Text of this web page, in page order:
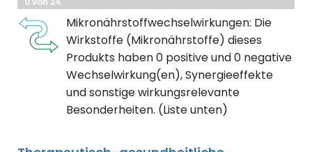
Mikronährstoffwechselwirkungen: Die
Wirkstoffe (Mikronährstoffe) dieses
Produkts haben 0 positive und 0 negative
Wechselwirkung(en), Synergieeffekte
und sonstige wirkungsrelevante
Besonderheiten. (Liste unten)